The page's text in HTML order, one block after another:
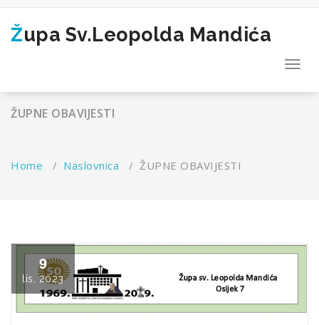
Skip
contentŽupa Sv.Leopolda Mandića
ŽUPNE OBAVIJESTI
Home / Naslovnica / ŽUPNE OBAVIJESTI
9
lis, 2023